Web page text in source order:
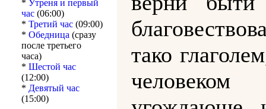
* Утреня и первый
час (06:00)
* Третий час (09:00)
* Обедница (сразу
после третьего
часа)
* Шестой час
(12:00)
* Девятый час
(15:00)
тако
человеком